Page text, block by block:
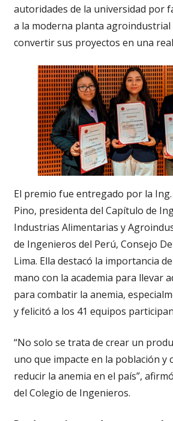
autoridades de la universidad por
a la moderna planta
convertir sus proyectos en una
El premio fue entregado por la
Pino, presidenta del Capítulo de
Industrias Alimentarias y
de Ingenieros del Perú, Consejo
Lima. Ella destacó la importancia
mano con la academia para llevar
para combatir la anemia,
y felicitó a los 41 equipos
“No solo se trata de crear un
uno que impacte en la población y
reducir la anemia en el país”,
del Colegio de Ingenieros.